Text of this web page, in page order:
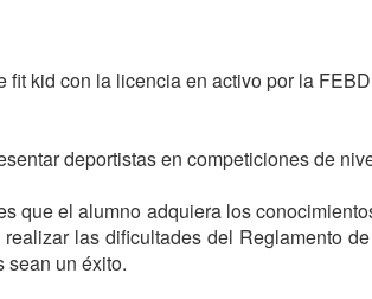
fit kid con la licencia en activo por la
que el alumno adquiera los
las dificultades del Reglamento
sean un éxito.